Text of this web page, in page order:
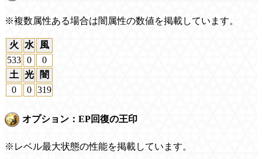
※複数属性ある場合は闇属性の数値を掲載しています。
火 水
風
533 0
0
土
光
闇
0
0 319
オプション：EP回復の王印
※レベル最大状態の性能を掲載しています。